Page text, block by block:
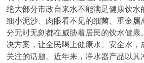
绝大部分市政自来水不能满足健康饮水
细小泥沙、肉眼看不见的细菌、重金属
分无时无刻都在威胁着居民的饮水健康
决方案，让全民喝上健康水、安全水，
关注的话题。近年来，净水器产品以其